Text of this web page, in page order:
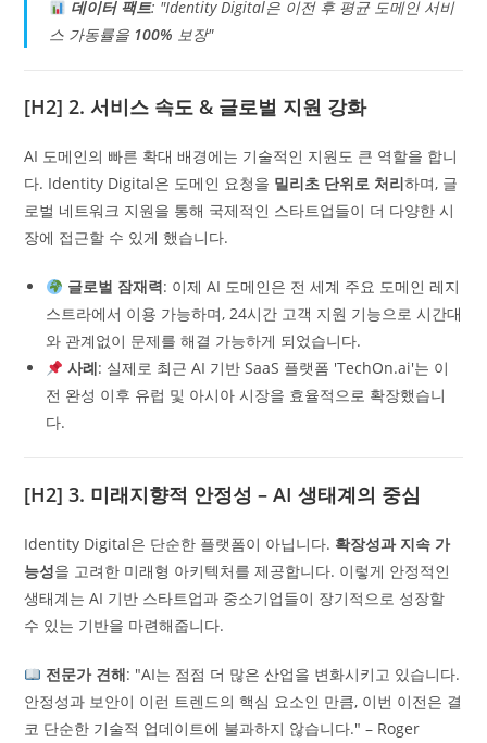
데이터 팩트: "Identity Digital은 이전 후 평균 도메인 서비
스 가동률을 100% 보장"
[H2] 2.서비스 속도 & 글로벌 지원 강화
AI 도메인의 빠른 확대 배경에는 기술적인 지원도 큰 역할을 합니
다. Identity Digital은 도메인 요청을 밀리초 단위로 처리하며, 글
로벌 네트워크 지원을 통해 국제적인 스타트업들이 더 다양한 시
장에 접근할 수 있게 했습니다.
글로벌 잠재력: 이제 AI 도메인은 전 세계 주요 도메인 레지
스트라에서 이용 가능하며, 24시간 고객 지원 기능으로 시간대
와 관계없이 문제를 해결 가능하게 되었습니다.
사례: 실제로 최근 AI 기반 SaaS 플랫폼 'TechOn.ai'는 이
전 완성 이후 유럽 및 아시아 시장을 효율적으로 확장했습니
다.
[H2] 3. 미래지향적 안정성 – AI 생태계의 중심
Identity Digital은 단순한 플랫폼이 아닙니다. 확장성과 지속 가
능성을 고려한 미래형 아키텍처를 제공합니다. 이렇게 안정적인
생태계는 AI 기반 스타트업과 중소기업들이 장기적으로 성장할
수 있는 기반을 마련해줍니다.
전문가 견해: "AI는 점점 더 많은 산업을 변화시키고 있습니다.
안정성과 보안이 이런 트렌드의 핵심 요소인 만큼, 이번 이전은 결
코 단순한 기술적 업데이트에 불과하지 않습니다." – Roger